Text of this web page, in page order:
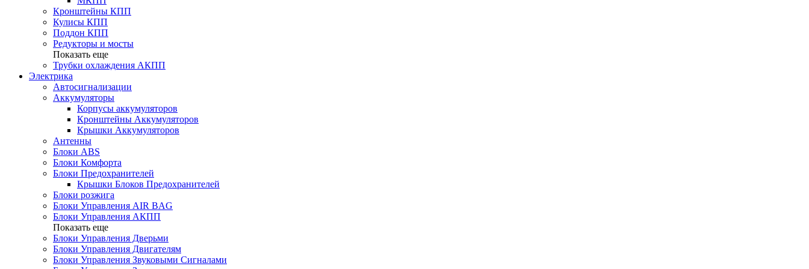
Кронштейны КПП
Кулисы КПП
Поддон КПП
Редукторы и мосты
Показать еще
Трубки охлаждения АКПП
Электрика
Автосигнализации
Аккумуляторы
Корпусы аккумуляторов
Кронштейны Аккумуляторов
Крышки Аккумуляторов
Антенны
Блоки ABS
Блоки Комфорта
Блоки Предохранителей
Крышки Блоков Предохранителей
Блоки розжига
Блоки Управления AIR BAG
Блоки Управления АКПП
Показать еще
Блоки Управления Дверьми
Блоки Управления Двигателям
Блоки Управления Звуковыми Сигналами